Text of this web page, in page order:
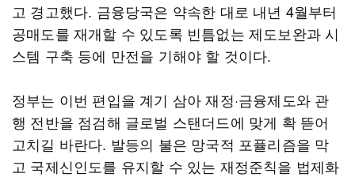
고 경고했다. 금융당국은 약속한 대로 내년 4월부터
공매도를 재개할 수 있도록 빈틈없는 제도보완과 시
스템 구축 등에 만전을 기해야 할 것이다.
정부는 이번 편입을 계기 삼아 재정·금융제도와 관
행 전반을 점검해 글로벌 스탠더드에 맞게 확 뜯어
고치길 바란다. 발등의 불은 망국적 포퓰리즘을 막
고 국제신인도를 유지할 수 있는 재정준칙을 법제화